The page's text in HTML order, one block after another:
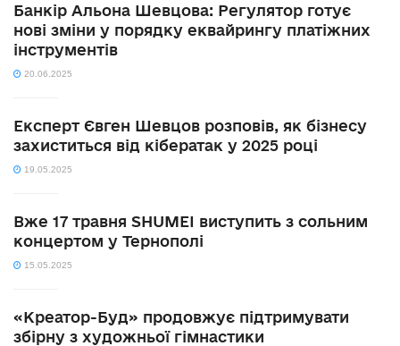
Банкір Альона Шевцова: Регулятор готує
нові зміни у порядку еквайрингу платіжних
інструментів
20.06.2025
Експерт Євген Шевцов розповів, як бізнесу
захиститься від кібератак у 2025 році
19.05.2025
Вже 17 травня SHUMEI виступить з сольним
концертом у Тернополі
15.05.2025
«Креатор-Буд» продовжує підтримувати
збірну з художньої гімнастики